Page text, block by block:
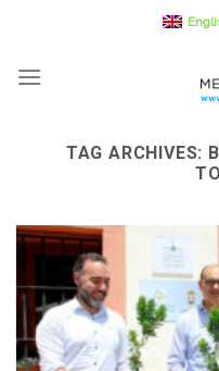
content
TAG ARCHIVES: